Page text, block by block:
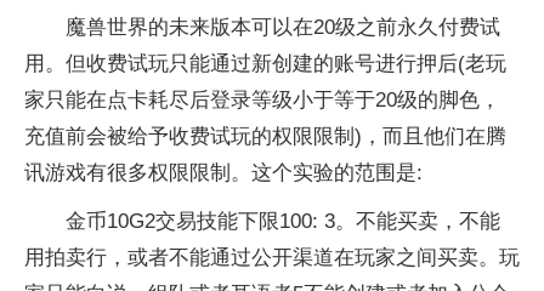
魔兽世界的未来版本可以在20级之前永久付费试
用。但收费试玩只能通过新创建的账号进行押后(老玩
家只能在点卡耗尽后登录等级小于等于20级的脚色，
充值前会被给予收费试玩的权限限制)，而且他们在腾
讯游戏有很多权限限制。这个实验的范围是:
金币10G2交易技能下限100: 3。不能买卖，不能
用拍卖行，或者不能通过公开渠道在玩家之间买卖。玩